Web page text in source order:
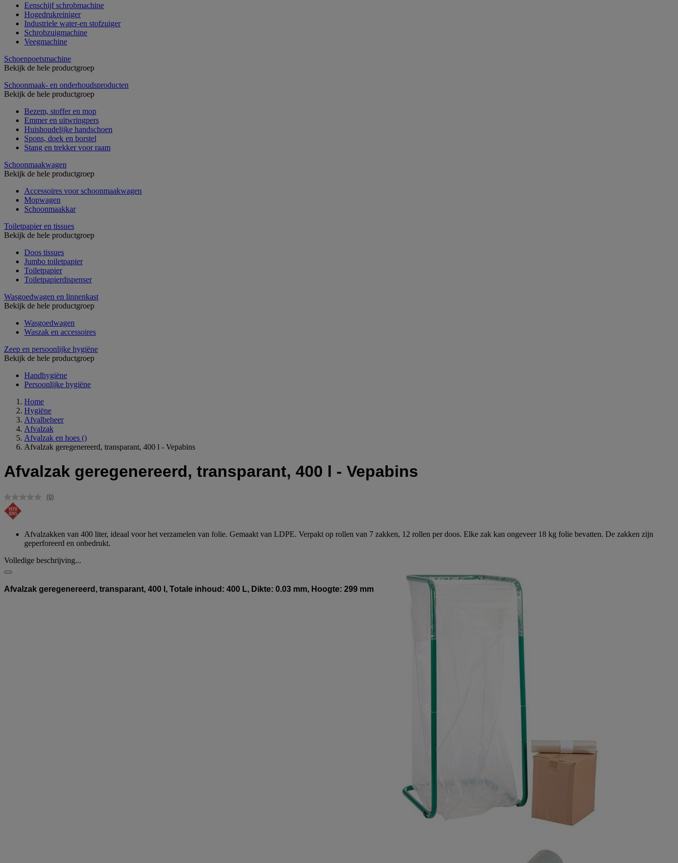
Eenschijf schrobmachine
Hogedrukreiniger
Industriele water-en stofzuiger
Schrobzuigmachine
Veegmachine
Schoenpoetsmachine
Bekijk de hele productgroep
Schoonmaak- en onderhoudsproducten
Bekijk de hele productgroep
Bezem, stoffer en mop
Emmer en uitwringpers
Huishoudelijke handschoen
Spons, doek en borstel
Stang en trekker voor raam
Schoonmaakwagen
Bekijk de hele productgroep
Accessoires voor schoonmaakwagen
Mopwagen
Schoonmaakkar
Toiletpapier en tissues
Bekijk de hele productgroep
Doos tissues
Jumbo toiletpapier
Toiletpapier
Toiletpapierdispenser
Wasgoedwagen en linnenkast
Bekijk de hele productgroep
Wasgoedwagen
Waszak en accessoires
Zeep en persoonlijke hygiëne
Bekijk de hele productgroep
Handhygiëne
Persoonlijke hygiëne
Home
Hygiëne
Afvalbeheer
Afvalzak
Afvalzak en hoes ()
Afvalzak geregenereerd, transparant, 400 l - Vepabins
Afvalzak geregenereerd, transparant, 400 l - Vepabins
Geen
(0)
Afvalzakken van 400 liter, ideaal voor het verzamelen van folie. Gemaakt van LDPE. Verpakt op rollen van 7 zakken, 12 rollen per doos. Elke zak kan ongeveer 18 kg folie bevatten. De zakken zijn
geperforeerd en onbedrukt.
Volledige beschrijving...
Afvalzak geregenereerd, transparant, 400 l, Totale inhoud: 400 L, Dikte: 0.03 mm, Hoogte: 299 mm